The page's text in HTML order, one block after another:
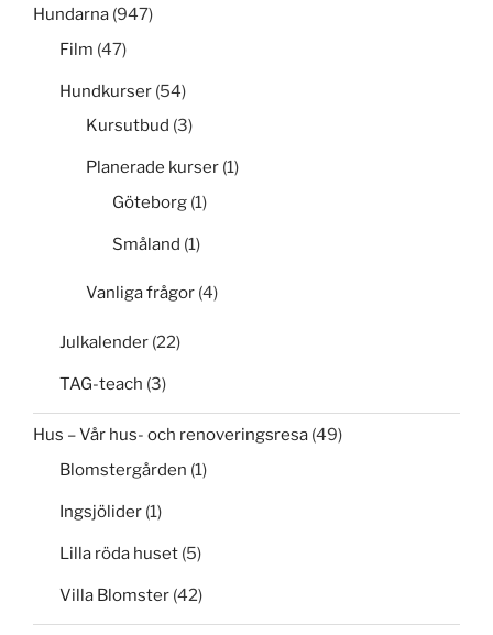
Hundarna (947)
Film (47)
Hundkurser (54)
Kursutbud (3)
Planerade kurser (1)
Göteborg (1)
Småland (1)
Vanliga frågor (4)
Julkalender (22)
TAG-teach (3)
Hus – Vår hus- och renoveringsresa (49)
Blomstergården (1)
Ingsjölider (1)
Lilla röda huset (5)
Villa Blomster (42)